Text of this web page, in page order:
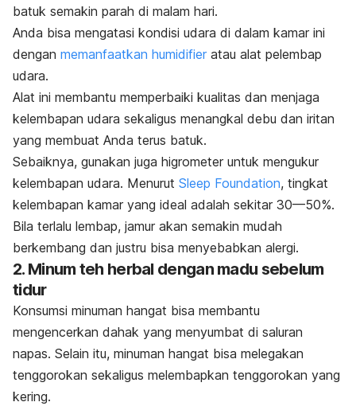
batuk semakin parah di malam hari.
Anda bisa mengatasi kondisi udara di dalam kamar ini
dengan memanfaatkan humidifier atau alat pelembap
udara.
Alat ini membantu memperbaiki kualitas dan menjaga
kelembapan udara sekaligus menangkal debu dan iritan
yang membuat Anda terus batuk.
Sebaiknya, gunakan juga higrometer untuk mengukur
kelembapan udara. Menurut Sleep Foundation, tingkat
kelembapan kamar yang ideal adalah sekitar 30—50%.
Bila terlalu lembap, jamur akan semakin mudah
berkembang dan justru bisa menyebabkan alergi.
2. Minum teh herbal dengan madu sebelum
tidur
Konsumsi minuman hangat bisa membantu
mengencerkan dahak yang menyumbat di saluran
napas. Selain itu, minuman hangat bisa melegakan
tenggorokan sekaligus melembapkan tenggorokan yang
kering.